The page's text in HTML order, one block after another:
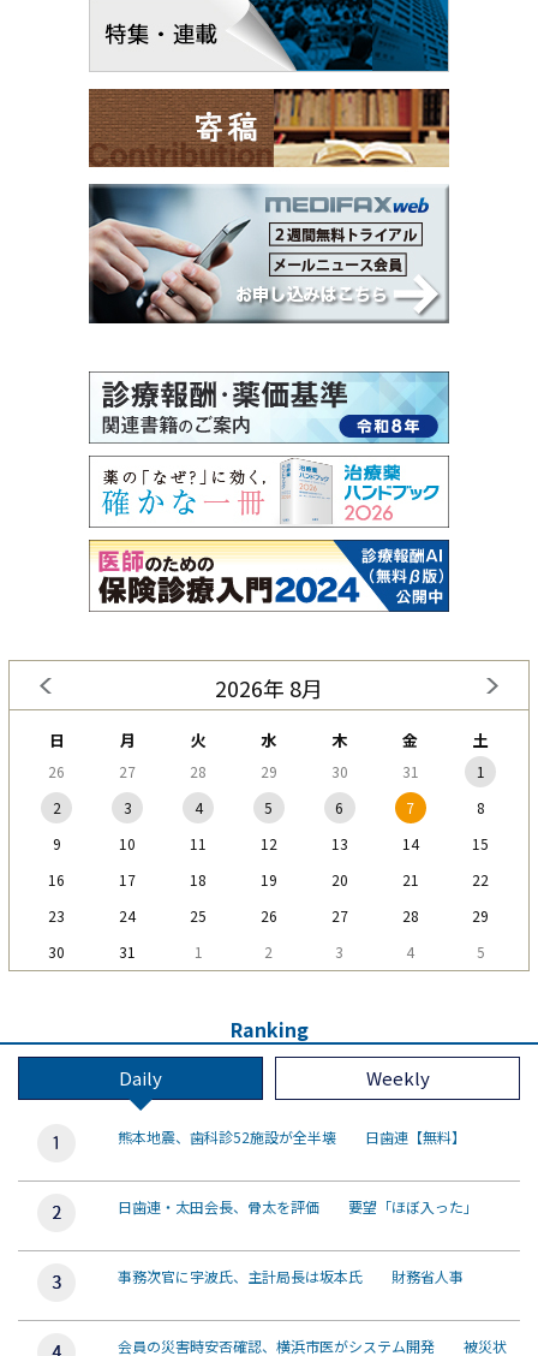
2026年 8月
日 月 火 水 木 金 土
26 27 28 29 30 31
1
2
3 4 5 6 7
8
9
10 11 12 13 14
15
16
17 18 19 20 21
22
23
24 25 26 27 28
29
30
31 1 2 3 4 5
Ranking
Daily Weekly
熊本地震、歯科診52施設が全半壊 日歯連【無料】
日歯連・太田会長、骨太を評価 要望「ほぼ入った」
事務次官に宇波氏、主計局長は坂本氏 財務省人事
会員の災害時安否確認、横浜市医がシステム開発 被災状